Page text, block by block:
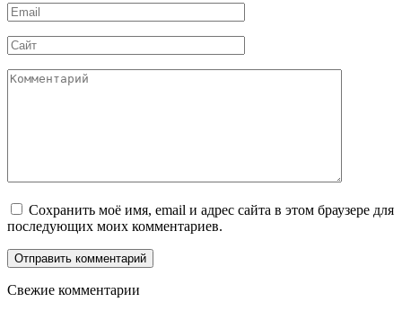
Email
Сайт
Комментарий
Сохранить моё имя, email и адрес сайта в этом браузере для
последующих моих комментариев.
Свежие комментарии